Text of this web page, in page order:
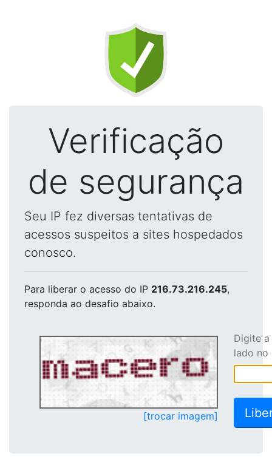
Verificação
de segurança
Seu IP fez diversas tentativas de
acessos suspeitos a sites hospedados
conosco.
Para liberar o acesso do IP 216.73.216.245,
responda ao desafio abaixo.
[trocar imagem]
Digite
lado no